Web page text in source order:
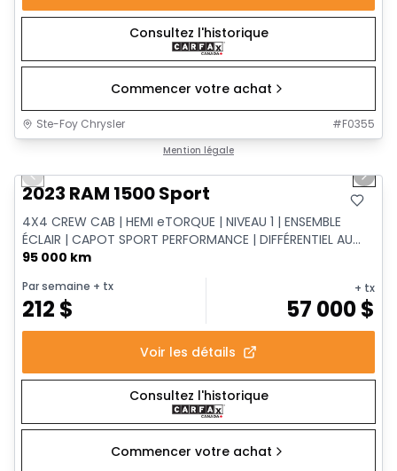
Consultez l'historique
Commencer votre achat
Ste-Foy Chrysler #F0355
Mention légale
Previous slide Next
2023 RAM 1500 Sport
4X4 CREW CAB | HEMI eTORQUE | NIVEAU 1 | ENSEMBLE
ÉCLAIR | CAPOT SPORT PERFORMANCE | DIFFÉRENTIEL AU...
95 000 km
Par semaine + tx
212 $
+ tx
57 000$
Voir les détails
Consultez l'historique
Commencer votre achat